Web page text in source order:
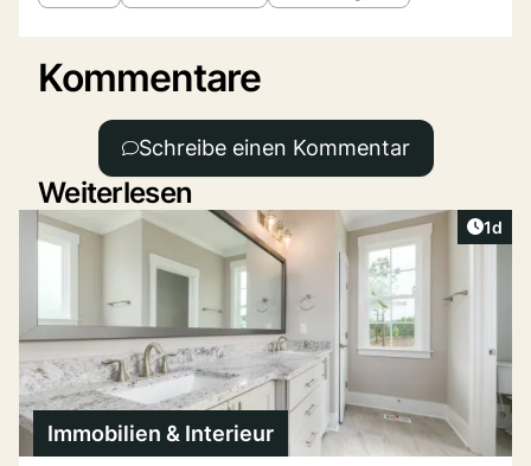
Kommentare
Schreibe einen Kommentar
Weiterlesen
1d
Immobilien & Interieur